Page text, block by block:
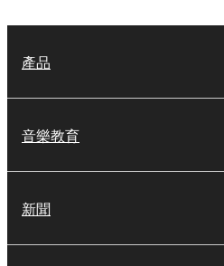
產品
音樂教育
新聞